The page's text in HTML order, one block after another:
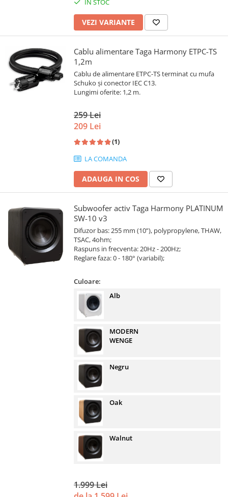
IN STOC
VEZI VARIANTE
Cablu alimentare Taga Harmony ETPC-TS
1,2m
Cablu de alimentare ETPC-TS terminat cu mufa
Schuko și conector IEC C13.
Lungimi oferite: 1,2 m.
259 Lei
209 Lei
(1)
LA COMANDA
ADAUGA IN COS
Subwoofer activ Taga Harmony PLATINUM
SW-10 v3
Difuzor bas: 255 mm (10”), polypropylene, THAW,
TSAC, 4ohm;
Raspuns in frecventa: 20Hz - 200Hz;
Reglare faza: 0 - 180° (variabil);
Culoare:
Alb
MODERN
WENGE
Negru
Oak
Walnut
1.999 Lei